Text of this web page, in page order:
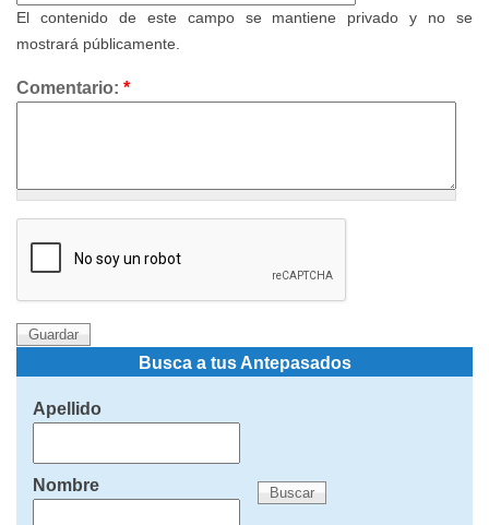
El contenido de este campo se mantiene privado y no se
mostrará públicamente.
Comentario: *
Busca a tus Antepasados
Apellido
Nombre